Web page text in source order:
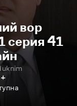
вор
серия 41